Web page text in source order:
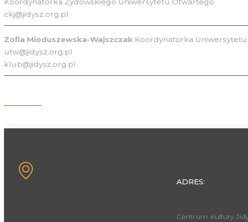
ckj@jidysz.org.pl
Zofia Mioduszewska-Wajszczak Koordynatorka
utw@jidysz.org.pl
klub@jidysz.org.pl
ADRES:
Centrum Kultury